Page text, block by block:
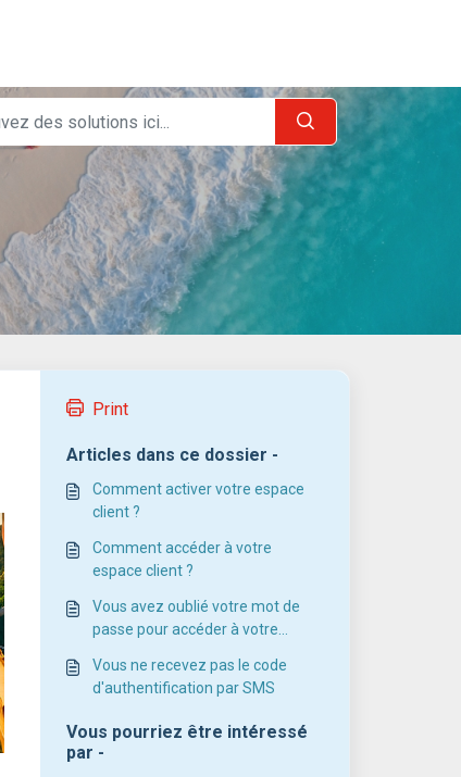
Print
Articles dans ce dossier -
Comment activer votre espace
client ?
Comment accéder à votre
espace client ?
Vous avez oublié votre mot de
passe pour accéder à votre
Vous ne recevez pas le code
d'authentification par SMS
Vous pourriez être intéressé
par -